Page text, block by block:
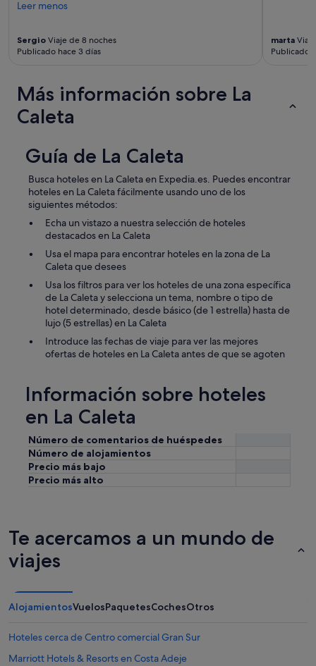
Leer menos
Sergio Viaje de 8 noches
Publicado hace 3 días
marta
Publicado
Más información sobre La
Caleta
Guía de La Caleta
Busca hoteles en La Caleta en Expedia.es. Puedes encontrar
hoteles en La Caleta fácilmente usando uno de los
siguientes métodos:
Echa un vistazo a nuestra selección de hoteles
destacados en La Caleta
Usa el mapa para encontrar hoteles en la zona de La
Caleta que desees
Usa los filtros para ver los hoteles de una zona específica
de La Caleta y selecciona un tema, nombre o tipo de
hotel determinado, desde básico (de 1 estrella) hasta de
lujo (5 estrellas) en La Caleta
Introduce las fechas de viaje para ver las mejores
ofertas de hoteles en La Caleta antes de que se agoten
Información sobre hoteles
en La Caleta
Número de comentarios de huéspedes
Número de alojamientos
Precio más bajo
Precio más alto
Te acercamos a un mundo de
viajes
AlojamientosVuelosPaquetesCochesOtros
Hoteles cerca de Centro comercial Gran Sur
Marriott Hotels & Resorts en Costa Adeje